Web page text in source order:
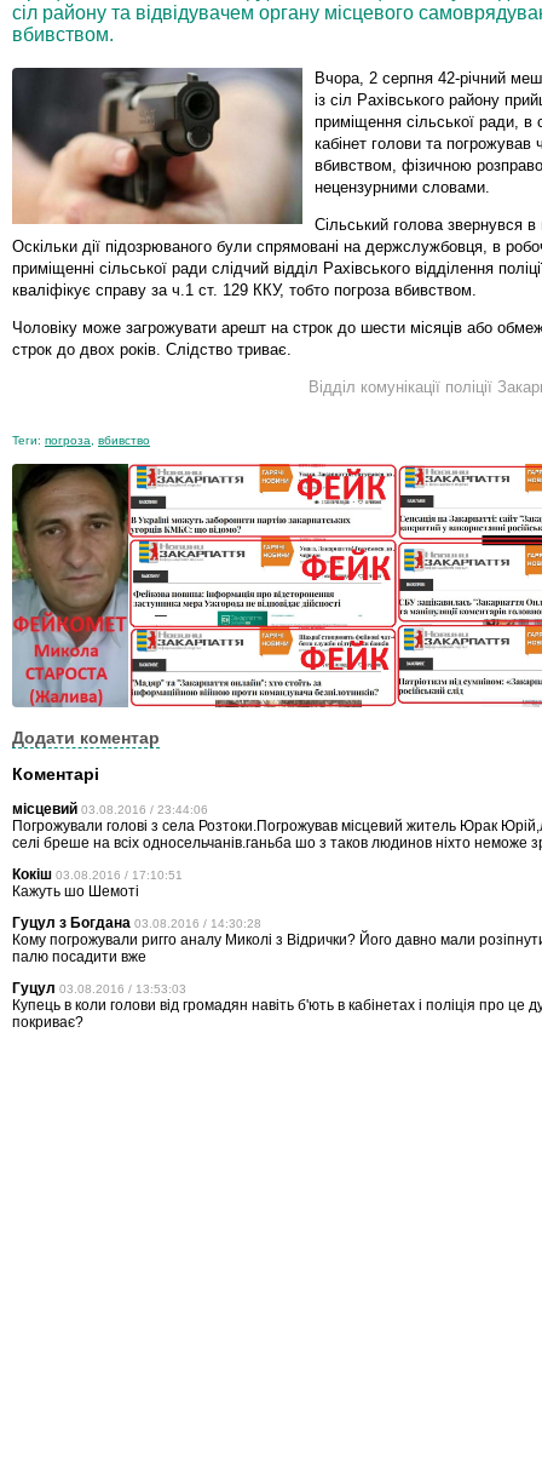
сіл району та відвідувачем органу місцевого
вбивством.
Вчора, 2 серпня 42-річний
із сіл Рахівського району
приміщення сільської ради, в
кабінет голови та погрожував
вбивством, фізичною
нецензурними словами.
Сільський голова звернувся в
Оскільки дії підозрюваного були спрямовані на держслужбовця, в
приміщенні сільської ради слідчий відділ Рахівського відділення
кваліфікує справу за ч.1 ст. 129 ККУ, тобто погроза вбивством.
Чоловіку може загрожувати арешт на строк до шести місяців або
строк до двох років. Слідство триває.
Відділ комунікації поліції
Теги: погроза вбивство
Додати коментар
Коментарі
місцевий 03.08.2016 / 23:44:06
Погрожували голові з села Розтоки.Погрожував місцевий житель Юрак
селі бреше на всіх односельчанів.ганьба шо з таков людинов ніхто неможе
Кокіш 03.08.2016 / 17:10:51
Кажуть шо Шемоті
Гуцул з Богдана 03.08.2016 / 14:30:28
Кому погрожували ригго аналу Миколі з Відрички? Його давно мали
палю посадити вже
Гуцул 03.08.2016 / 13:53:03
Купець в коли голови від громадян навіть б'ють в кабінетах і поліція про це
покриває?